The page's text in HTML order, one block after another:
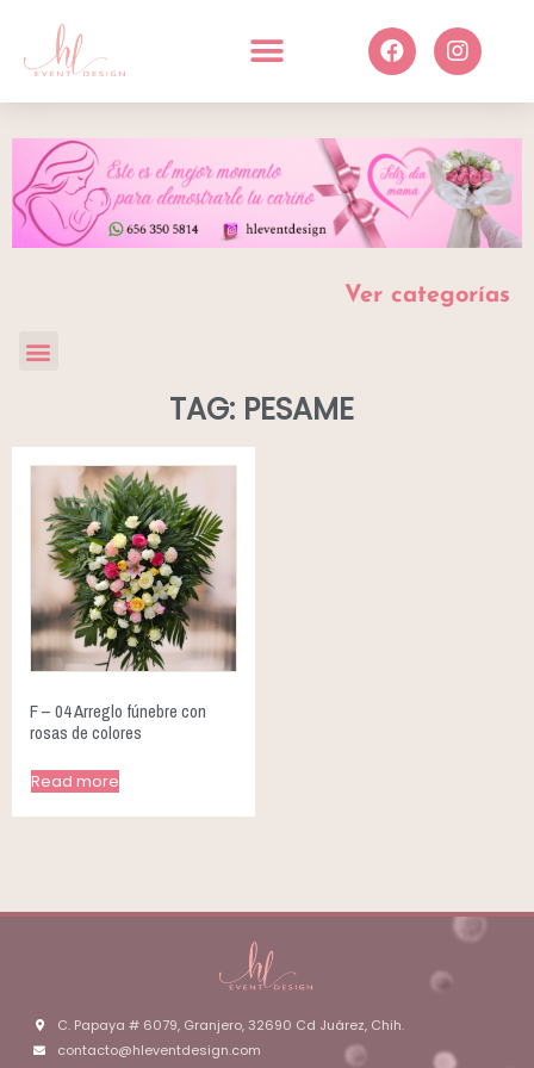
Ver categorías
TAG: PESAME
F – 04 Arreglo fúnebre con
rosas de colores
Read more
C. Papaya # 6079, Granjero, 32690 Cd Juárez, Chih.
contacto@hleventdesign.com